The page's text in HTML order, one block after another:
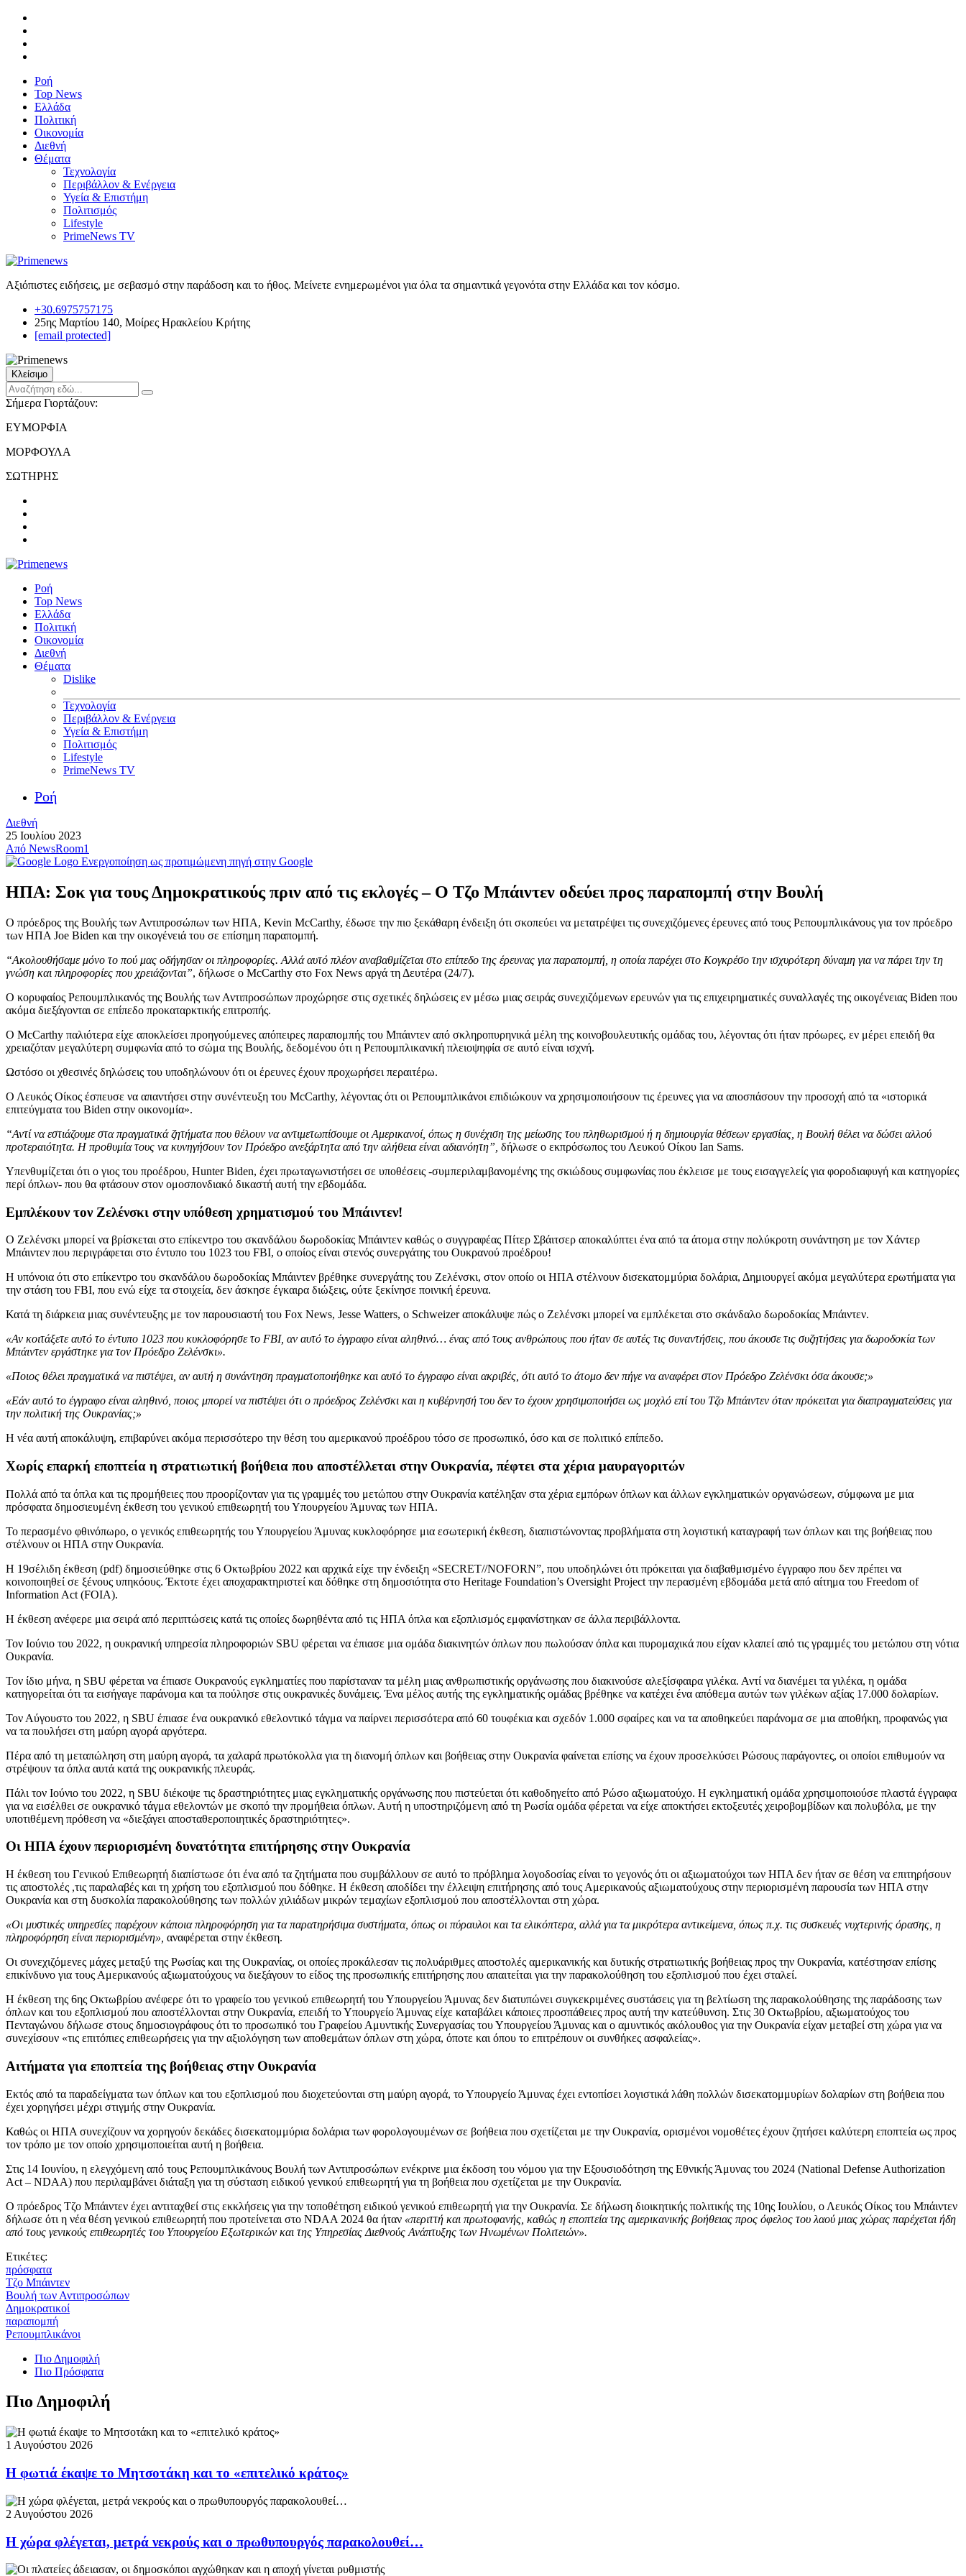
Ροή
Top News
Ελλάδα
Πολιτική
Οικονομία
Διεθνή
Θέματα
Τεχνολογία
Περιβάλλον & Ενέργεια
Υγεία & Επιστήμη
Πολιτισμός
Lifestyle
PrimeNews TV
Αξιόπιστες ειδήσεις, με σεβασμό στην παράδοση και το ήθος. Μείνετε ενημερωμένοι για όλα τα σημαντικά γεγονότα στην Ελλάδα και τον κόσμο.
+30.6975757175
25ης Μαρτίου 140, Μοίρες Ηρακλείου Κρήτης
[email protected]
Κλείσιμο
Σήμερα Γιορτάζουν:
ΕΥΜΟΡΦΙΑ
ΜΟΡΦΟΥΛΑ
ΣΩΤΗΡΗΣ
Ροή
Top News
Ελλάδα
Πολιτική
Οικονομία
Διεθνή
Θέματα
Dislike
Τεχνολογία
Περιβάλλον & Ενέργεια
Υγεία & Επιστήμη
Πολιτισμός
Lifestyle
PrimeNews TV
Ροή
Διεθνή
25 Ιουλίου 2023
Από NewsRoom1
Ενεργοποίηση ως προτιμώμενη πηγή στην Google
ΗΠΑ: Σοκ για τους Δημοκρατικούς πριν από τις εκλογές – O Τζο Μπάιντεν οδεύει προς παραπομπή στην Βουλή
Ο πρόεδρος της Βουλής των Αντιπροσώπων των ΗΠΑ, Kevin McCarthy, έδωσε την πιο ξεκάθαρη ένδειξη ότι σκοπεύει να μετατρέψει τις συνεχιζόμενες έρευνες από τους Ρεπουμπλικάνους για τον πρόεδρο
των ΗΠΑ Joe Biden και την οικογένειά του σε επίσημη παραπομπή.
“Ακολουθήσαμε μόνο το πού μας οδήγησαν οι πληροφορίες. Αλλά αυτό πλέον αναβαθμίζεται στο επίπεδο της έρευνας για παραπομπή, η οποία παρέχει στο Κογκρέσο την ισχυρότερη δύναμη για να πάρει την τη
γνώση και πληροφορίες που χρειάζονται”, δήλωσε ο McCarthy στο Fox News αργά τη Δευτέρα (24/7).
Ο κορυφαίος Ρεπουμπλικανός της Βουλής των Αντιπροσώπων προχώρησε στις σχετικές δηλώσεις εν μέσω μιας σειράς συνεχιζόμενων ερευνών για τις επιχειρηματικές συναλλαγές της οικογένειας Biden που
ακόμα διεξάγονται σε επίπεδο προκαταρκτικής επιτροπής.
Ο McCarthy παλιότερα είχε αποκλείσει προηγούμενες απόπειρες παραπομπής του Μπάιντεν από σκληροπυρηνικά μέλη της κοινοβουλευτικής ομάδας του, λέγοντας ότι ήταν πρόωρες, εν μέρει επειδή θα
χρειαζόταν μεγαλύτερη συμφωνία από το σώμα της Βουλής, δεδομένου ότι η Ρεπουμπλικανική πλειοψηφία σε αυτό είναι ισχνή.
Ωστόσο οι χθεσινές δηλώσεις του υποδηλώνουν ότι οι έρευνες έχουν προχωρήσει περαιτέρω.
Ο Λευκός Οίκος έσπευσε να απαντήσει στην συνέντευξη του McCarthy, λέγοντας ότι οι Ρεπουμπλικάνοι επιδιώκουν να χρησιμοποιήσουν τις έρευνες για να αποσπάσουν την προσοχή από τα «ιστορικά
επιτεύγματα του Biden στην οικονομία».
“Αντί να εστιάζουμε στα πραγματικά ζητήματα που θέλουν να αντιμετωπίσουμε οι Αμερικανοί, όπως η συνέχιση της μείωσης του πληθωρισμού ή η δημιουργία θέσεων εργασίας, η Βουλή θέλει να δώσει αλλού
προτεραιότητα. Η προθυμία τους να κυνηγήσουν τον Πρόεδρο ανεξάρτητα από την αλήθεια είναι αδιανόητη”, δήλωσε ο εκπρόσωπος του Λευκού Οίκου Ian Sams.
Υπενθυμίζεται ότι ο γιος του προέδρου, Hunter Biden, έχει πρωταγωνιστήσει σε υποθέσεις -συμπεριλαμβανομένης της σκιώδους συμφωνίας που έκλεισε με τους εισαγγελείς για φοροδιαφυγή και κατηγορίες
περί όπλων- που θα φτάσουν στον ομοσπονδιακό δικαστή αυτή την εβδομάδα.
Εμπλέκουν τον Ζελένσκι στην υπόθεση χρηματισμού του Μπάιντεν!
Ο Ζελένσκι μπορεί να βρίσκεται στο επίκεντρο του σκανδάλου δωροδοκίας Μπάιντεν καθώς ο συγγραφέας Πίτερ Σβάιτσερ αποκαλύπτει ένα από τα άτομα στην πολύκροτη συνάντηση με τον Χάντερ
Μπάιντεν που περιγράφεται στο έντυπο του 1023 του FBI, ο οποίος είναι στενός συνεργάτης του Ουκρανού προέδρου!
Η υπόνοια ότι στο επίκεντρο του σκανδάλου δωροδοκίας Μπάιντεν βρέθηκε συνεργάτης του Ζελένσκι, στον οποίο οι ΗΠΑ στέλνουν δισεκατομμύρια δολάρια, Δημιουργεί ακόμα μεγαλύτερα ερωτήματα για
την στάση του FBI, που ενώ είχε τα στοιχεία, δεν άσκησε έγκαιρα διώξεις, ούτε ξεκίνησε ποινική έρευνα.
Κατά τη διάρκεια μιας συνέντευξης με τον παρουσιαστή του Fox News, Jesse Watters, ο Schweizer αποκάλυψε πώς ο Ζελένσκι μπορεί να εμπλέκεται στο σκάνδαλο δωροδοκίας Μπάιντεν.
«Αν κοιτάξετε αυτό το έντυπο 1023 που κυκλοφόρησε το FBI, αν αυτό το έγγραφο είναι αληθινό… ένας από τους ανθρώπους που ήταν σε αυτές τις συναντήσεις, που άκουσε τις συζητήσεις για δωροδοκία των
Μπάιντεν εργάστηκε για τον Πρόεδρο Ζελένσκι».
«Ποιος θέλει πραγματικά να πιστέψει, αν αυτή η συνάντηση πραγματοποιήθηκε και αυτό το έγγραφο είναι ακριβές, ότι αυτό το άτομο δεν πήγε να αναφέρει στον Πρόεδρο Ζελένσκι όσα άκουσε;»
«Εάν αυτό το έγγραφο είναι αληθινό, ποιος μπορεί να πιστέψει ότι ο πρόεδρος Ζελένσκι και η κυβέρνησή του δεν το έχουν χρησιμοποιήσει ως μοχλό επί του Τζο Μπάιντεν όταν πρόκειται για διαπραγματεύσεις για
την πολιτική της Ουκρανίας;»
Η νέα αυτή αποκάλυψη, επιβαρύνει ακόμα περισσότερο την θέση του αμερικανού προέδρου τόσο σε προσωπικό, όσο και σε πολιτικό επίπεδο.
Χωρίς επαρκή εποπτεία η στρατιωτική βοήθεια που αποστέλλεται στην Ουκρανία, πέφτει στα χέρια μαυραγοριτών
Πολλά από τα όπλα και τις προμήθειες που προορίζονταν για τις γραμμές του μετώπου στην Ουκρανία κατέληξαν στα χέρια εμπόρων όπλων και άλλων εγκληματικών οργανώσεων, σύμφωνα με μια
πρόσφατα δημοσιευμένη έκθεση του γενικού επιθεωρητή του Υπουργείου Άμυνας των ΗΠΑ.
Το περασμένο φθινόπωρο, ο γενικός επιθεωρητής του Υπουργείου Άμυνας κυκλοφόρησε μια εσωτερική έκθεση, διαπιστώνοντας προβλήματα στη λογιστική καταγραφή των όπλων και της βοήθειας που
στέλνουν οι ΗΠΑ στην Ουκρανία.
Η 19σέλιδη έκθεση (pdf) δημοσιεύθηκε στις 6 Οκτωβρίου 2022 και αρχικά είχε την ένδειξη «SECRET//NOFORN”, που υποδηλώνει ότι πρόκειται για διαβαθμισμένο έγγραφο που δεν πρέπει να
κοινοποιηθεί σε ξένους υπηκόους. Έκτοτε έχει αποχαρακτηριστεί και δόθηκε στη δημοσιότητα στο Heritage Foundation’s Oversight Project την περασμένη εβδομάδα μετά από αίτημα του Freedom of
Information Act (FOIA).
Η έκθεση ανέφερε μια σειρά από περιπτώσεις κατά τις οποίες δωρηθέντα από τις ΗΠΑ όπλα και εξοπλισμός εμφανίστηκαν σε άλλα περιβάλλοντα.
Τον Ιούνιο του 2022, η ουκρανική υπηρεσία πληροφοριών SBU φέρεται να έπιασε μια ομάδα διακινητών όπλων που πωλούσαν όπλα και πυρομαχικά που είχαν κλαπεί από τις γραμμές του μετώπου στη νότια
Ουκρανία.
Τον ίδιο μήνα, η SBU φέρεται να έπιασε Ουκρανούς εγκληματίες που παρίσταναν τα μέλη μιας ανθρωπιστικής οργάνωσης που διακινούσε αλεξίσφαιρα γιλέκα. Αντί να διανέμει τα γιλέκα, η ομάδα
κατηγορείται ότι τα εισήγαγε παράνομα και τα πούλησε στις ουκρανικές δυνάμεις. Ένα μέλος αυτής της εγκληματικής ομάδας βρέθηκε να κατέχει ένα απόθεμα αυτών των γιλέκων αξίας 17.000 δολαρίων.
Τον Αύγουστο του 2022, η SBU έπιασε ένα ουκρανικό εθελοντικό τάγμα να παίρνει περισσότερα από 60 τουφέκια και σχεδόν 1.000 σφαίρες και να τα αποθηκεύει παράνομα σε μια αποθήκη, προφανώς για
να τα πουλήσει στη μαύρη αγορά αργότερα.
Πέρα από τη μεταπώληση στη μαύρη αγορά, τα χαλαρά πρωτόκολλα για τη διανομή όπλων και βοήθειας στην Ουκρανία φαίνεται επίσης να έχουν προσελκύσει Ρώσους παράγοντες, οι οποίοι επιθυμούν να
στρέψουν τα όπλα αυτά κατά της ουκρανικής πλευράς.
Πάλι τον Ιούνιο του 2022, η SBU διέκοψε τις δραστηριότητες μιας εγκληματικής οργάνωσης που πιστεύεται ότι καθοδηγείτο από Ρώσο αξιωματούχο. Η εγκληματική ομάδα χρησιμοποιούσε πλαστά έγγραφα
για να εισέλθει σε ουκρανικό τάγμα εθελοντών με σκοπό την προμήθεια όπλων. Αυτή η υποστηριζόμενη από τη Ρωσία ομάδα φέρεται να είχε αποκτήσει εκτοξευτές χειροβομβίδων και πολυβόλα, με την
υποτιθέμενη πρόθεση να «διεξάγει αποσταθεροποιητικές δραστηριότητες».
Οι ΗΠΑ έχουν περιορισμένη δυνατότητα επιτήρησης στην Ουκρανία
Η έκθεση του Γενικού Επιθεωρητή διαπίστωσε ότι ένα από τα ζητήματα που συμβάλλουν σε αυτό το πρόβλημα λογοδοσίας είναι το γεγονός ότι οι αξιωματούχοι των ΗΠΑ δεν ήταν σε θέση να επιτηρήσουν
τις αποστολές ,τις παραλαβές και τη χρήση του εξοπλισμού που δόθηκε. Η έκθεση αποδίδει την έλλειψη επιτήρησης από τους Αμερικανούς αξιωματούχους στην περιορισμένη παρουσία των ΗΠΑ στην
Ουκρανία και στη δυσκολία παρακολούθησης των πολλών χιλιάδων μικρών τεμαχίων εξοπλισμού που αποστέλλονται στη χώρα.
«Οι μυστικές υπηρεσίες παρέχουν κάποια πληροφόρηση για τα παρατηρήσιμα συστήματα, όπως οι πύραυλοι και τα ελικόπτερα, αλλά για τα μικρότερα αντικείμενα, όπως π.χ. τις συσκευές νυχτερινής όρασης, η
πληροφόρηση είναι περιορισμένη», αναφέρεται στην έκθεση.
Οι συνεχιζόμενες μάχες μεταξύ της Ρωσίας και της Ουκρανίας, οι οποίες προκάλεσαν τις πολυάριθμες αποστολές αμερικανικής και δυτικής στρατιωτικής βοήθειας προς την Ουκρανία, κατέστησαν επίσης
επικίνδυνο για τους Αμερικανούς αξιωματούχους να διεξάγουν το είδος της προσωπικής επιτήρησης που απαιτείται για την παρακολούθηση του εξοπλισμού που έχει σταλεί.
Η έκθεση της 6ης Οκτωβρίου ανέφερε ότι το γραφείο του γενικού επιθεωρητή του Υπουργείου Άμυνας δεν διατυπώνει συγκεκριμένες συστάσεις για τη βελτίωση της παρακολούθησης της παράδοσης των
όπλων και του εξοπλισμού που αποστέλλονται στην Ουκρανία, επειδή το Υπουργείο Άμυνας είχε καταβάλει κάποιες προσπάθειες προς αυτή την κατεύθυνση. Στις 30 Οκτωβρίου, αξιωματούχος του
Πενταγώνου δήλωσε στους δημοσιογράφους ότι το προσωπικό του Γραφείου Αμυντικής Συνεργασίας του Υπουργείου Άμυνας και ο αμυντικός ακόλουθος για την Ουκρανία είχαν μεταβεί στη χώρα για να
συνεχίσουν «τις επιτόπιες επιθεωρήσεις για την αξιολόγηση των αποθεμάτων όπλων στη χώρα, όποτε και όπου το επιτρέπουν οι συνθήκες ασφαλείας».
Αιτήματα για εποπτεία της βοήθειας στην Ουκρανία
Εκτός από τα παραδείγματα των όπλων και του εξοπλισμού που διοχετεύονται στη μαύρη αγορά, το Υπουργείο Άμυνας έχει εντοπίσει λογιστικά λάθη πολλών δισεκατομμυρίων δολαρίων στη βοήθεια που
έχει χορηγήσει μέχρι στιγμής στην Ουκρανία.
Καθώς οι ΗΠΑ συνεχίζουν να χορηγούν δεκάδες δισεκατομμύρια δολάρια των φορολογουμένων σε βοήθεια που σχετίζεται με την Ουκρανία, ορισμένοι νομοθέτες έχουν ζητήσει καλύτερη εποπτεία ως προς
τον τρόπο με τον οποίο χρησιμοποιείται αυτή η βοήθεια.
Στις 14 Ιουνίου, η ελεγχόμενη από τους Ρεπουμπλικάνους Βουλή των Αντιπροσώπων ενέκρινε μια έκδοση του νόμου για την Εξουσιοδότηση της Εθνικής Άμυνας του 2024 (National Defense Authorization
Act – NDAA) που περιλαμβάνει διάταξη για τη σύσταση ειδικού γενικού επιθεωρητή για τη βοήθεια που σχετίζεται με την Ουκρανία.
Ο πρόεδρος Τζο Μπάιντεν έχει αντιταχθεί στις εκκλήσεις για την τοποθέτηση ειδικού γενικού επιθεωρητή για την Ουκρανία. Σε δήλωση διοικητικής πολιτικής της 10ης Ιουλίου, ο Λευκός Οίκος του Μπάιντεν
δήλωσε ότι η νέα θέση γενικού επιθεωρητή που προτείνεται στο NDAA 2024 θα ήταν «περιττή και πρωτοφανής, καθώς η εποπτεία της αμερικανικής βοήθειας προς όφελος του λαού μιας χώρας παρέχεται ήδη
από τους γενικούς επιθεωρητές του Υπουργείου Εξωτερικών και της Υπηρεσίας Διεθνούς Ανάπτυξης των Ηνωμένων Πολιτειών».
Ετικέτες:
πρόσφατα
Τζο Μπάιντεν
Βουλή των Αντιπροσώπων
Δημοκρατικοί
παραπομπή
Ρεπουμπλικάνοι
Πιο Δημοφιλή
Πιο Πρόσφατα
Πιο Δημοφιλή
1 Αυγούστου 2026
Η φωτιά έκαψε το Μητσοτάκη και το «επιτελικό κράτος»
2 Αυγούστου 2026
Η χώρα φλέγεται, μετρά νεκρούς και ο πρωθυπουργός παρακολουθεί…